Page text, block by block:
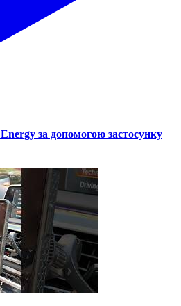
за допомогою застосунку